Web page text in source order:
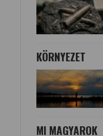
KÖRNYEZET
MI MAGYAROK